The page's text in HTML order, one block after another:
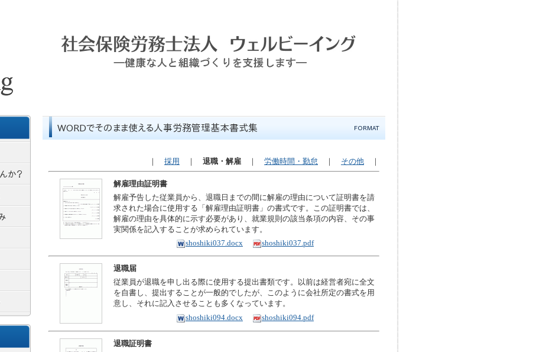
｜ 採用 ｜ 退職・解雇 ｜ 労働時間・勤怠 ｜ その他 ｜
解雇理由証明書
解雇予告した従業員から、退職日までの間に解雇の理由について証明書を請
求された場合に使用する「解雇理由証明書」の書式です。この証明書では、
解雇の理由を具体的に示す必要があり、就業規則の該当条項の内容、その事
実関係を記入することが求められています。
shoshiki037.docx
shoshiki037.pdf
退職届
従業員が退職を申し出る際に使用する提出書類です。以前は経営者宛に全文
を自書し、提出することが一般的でしたが、このように会社所定の書式を用
意し、それに記入させることも多くなっています。
shoshiki094.docx
shoshiki094.pdf
退職証明書